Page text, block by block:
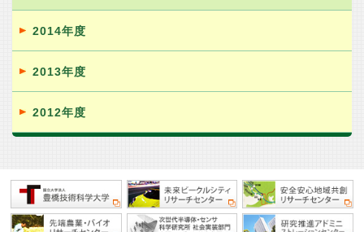
2014年度
2013年度
2012年度